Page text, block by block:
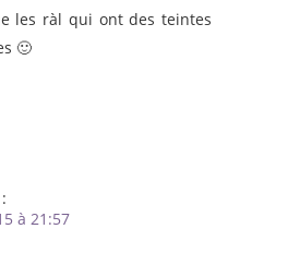
les ràl qui ont des teintes
🙂
à 21:57